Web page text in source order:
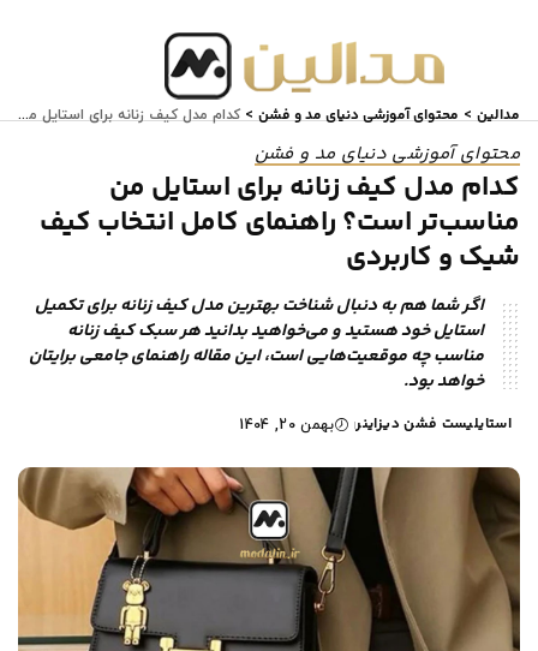
مدالین > محتوای آموزشی دنیای مد و فشن > کدام مدل کیف زنانه برای استایل من مناسب‌تر است؟ راهنمای کامل انتخاب کیف شیک و کاربردی
محتوای آموزشی دنیای مد و فشن
کدام مدل کیف زنانه برای استایل من
مناسب‌تر است؟ راهنمای کامل انتخاب کیف
شیک و کاربردی
اگر شما هم به دنبال شناخت بهترین مدل کیف زنانه برای تکمیل
استایل خود هستید و می‌خواهید بدانید هر سبک کیف زنانه
مناسب چه موقعیت‌هایی است، این مقاله راهنمای جامعی برایتان
خواهد بود.
استایلیست فشن دیزاینر بهمن 20, 1404